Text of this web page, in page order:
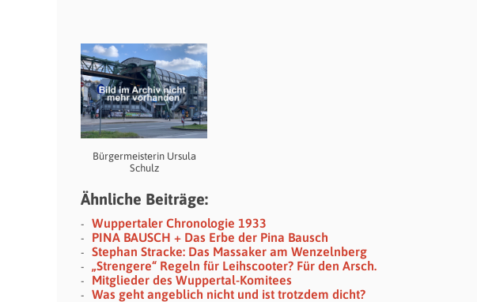
Bürgermeisterin Ursula
Schulz
Ähnliche Beiträge:
Wuppertaler Chronologie 1933
PINA BAUSCH + Das Erbe der Pina Bausch
Stephan Stracke: Das Massaker am Wenzelnberg
„Strengere“ Regeln für Leihscooter? Für den Arsch.
Mitglieder des Wuppertal-Komitees
Was geht angeblich nicht und ist trotzdem dicht?